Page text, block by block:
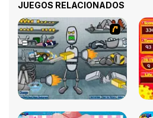
JUEGOS RELACIONADOS